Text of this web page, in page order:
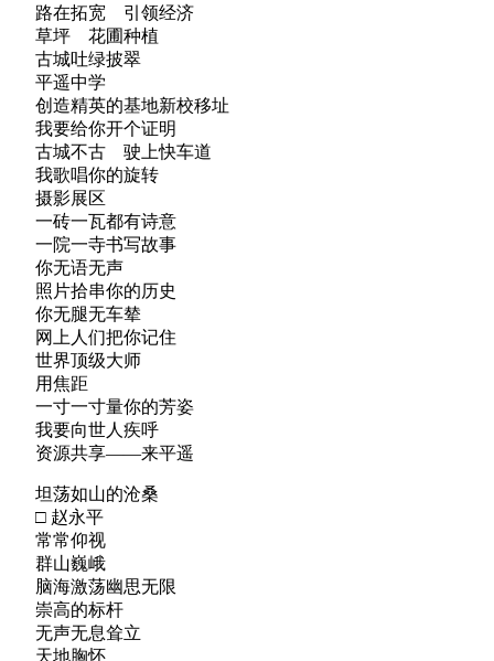
路在拓宽 引领经济
草坪 花圃种植
古城吐绿披翠
平遥中学
创造精英的基地新校移址
我要给你开个证明
古城不古 驶上快车道
我歌唱你的旋转
摄影展区
一砖一瓦都有诗意
一院一寺书写故事
你无语无声
照片拾串你的历史
你无腿无车辇
网上人们把你记住
世界顶级大师
用焦距
一寸一寸量你的芳姿
我要向世人疾呼
资源共享——来平遥
坦荡如山的沧桑
□ 赵永平
常常仰视
群山巍峨
脑海激荡幽思无限
崇高的标杆
无声无息耸立
天地胸怀